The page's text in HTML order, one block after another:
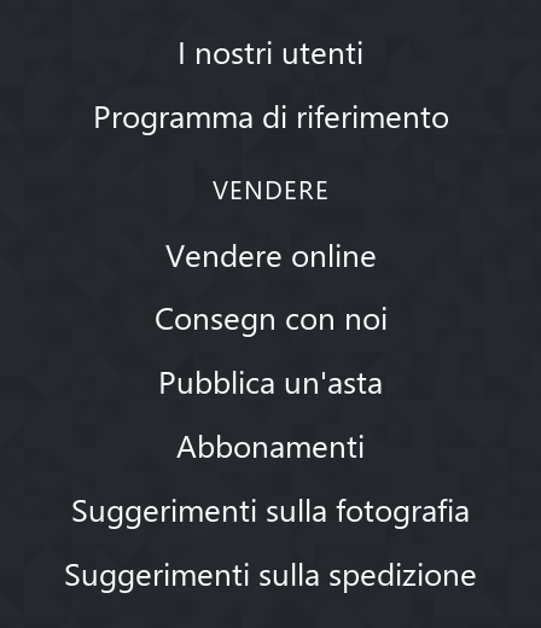
I nostri utenti
Programma di riferimento
VENDERE
Vendere online
Consegn con noi
Pubblica un'asta
Abbonamenti
Suggerimenti sulla fotografia
Suggerimenti sulla spedizione